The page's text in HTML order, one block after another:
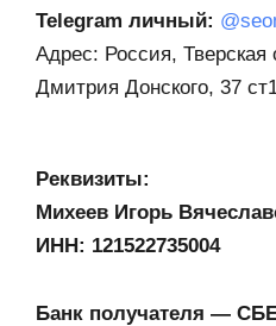
Telegram личный:
Адрес: Россия, Тверская
Дмитрия Донского, 37
Реквизиты:
Михеев Игорь
ИНН: 121522735004
Банк получателя —